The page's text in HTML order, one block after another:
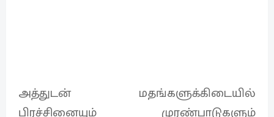
அத்துடன் மதங்களுக்கிடையில்
பிரச்சினையும் முரண்பாடுகளும்